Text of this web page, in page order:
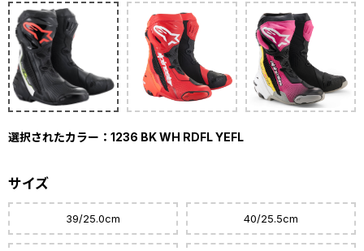
選択されたカラー：1236 BK WH RDFL YEFL
サイズ
39/25.0cm 40/25.5cm